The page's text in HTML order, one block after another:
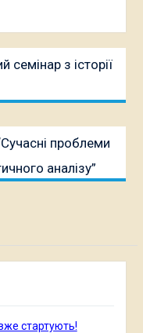
семінар з історії
проблеми
аналізу”
стартують!